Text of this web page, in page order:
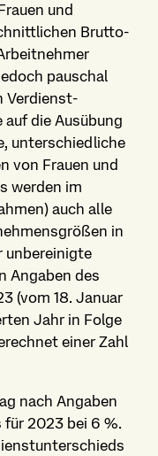
und
Brutto­
pauschal
Verdienst­
die Ausübung
unterschiedliche
von Frauen und
werden im
auch alle
in
unbereinigte
Angaben des
(vom 18. Januar
Jahr in Folge
einer Zahl
nach Angaben
2023 bei 6 %.